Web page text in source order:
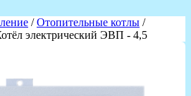
/Отопительные котлы /
электрический ЭВП - 4,5